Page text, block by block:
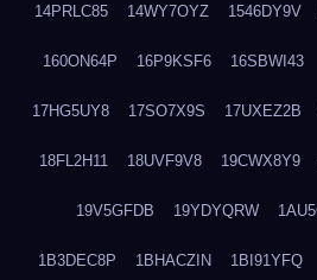
14PRLC85 14WY7OYZ 1546DY9V
160ON64P 16P9KSF6 16SBWI43
17HG5UY8 17SO7X9S 17UXEZ2B
18FL2H11 18UVF9V8 19CWX8Y9
19V5GFDB 19YDYQRW
1B3DEC8P 1BHACZIN 1BI91YFQ